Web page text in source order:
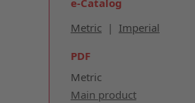
e-Catalog
Metric| Imperial
PDF
Metric
Main product